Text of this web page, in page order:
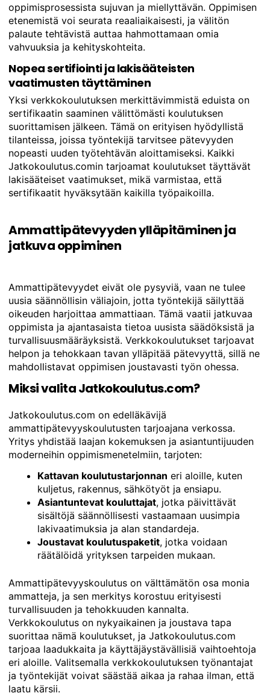
oppimisprosessista sujuvan ja miellyttävän. Oppimisen
etenemistä voi seurata reaaliaikaisesti, ja välitön
palaute tehtävistä auttaa hahmottamaan omia
vahvuuksia ja kehityskohteita.
Nopea sertifiointi ja lakisääteisten
vaatimusten täyttäminen
Yksi verkkokoulutuksen merkittävimmistä eduista on
sertifikaatin saaminen välittömästi koulutuksen
suorittamisen jälkeen. Tämä on erityisen hyödyllistä
tilanteissa, joissa työntekijä tarvitsee pätevyyden
nopeasti uuden työtehtävän aloittamiseksi. Kaikki
Jatkokoulutus.comin tarjoamat koulutukset täyttävät
lakisääteiset vaatimukset, mikä varmistaa, että
sertifikaatit hyväksytään kaikilla työpaikoilla.
Ammattipätevyyden ylläpitäminen ja
jatkuva oppiminen
Ammattipätevyydet eivät ole pysyviä, vaan ne tulee
uusia säännöllisin väliajoin, jotta työntekijä säilyttää
oikeuden harjoittaa ammattiaan. Tämä vaatii jatkuvaa
oppimista ja ajantasaista tietoa uusista säädöksistä ja
turvallisuusmääräyksistä. Verkkokoulutukset tarjoavat
helpon ja tehokkaan tavan ylläpitää pätevyyttä, sillä ne
mahdollistavat oppimisen joustavasti työn ohessa.
Miksi valita Jatkokoulutus.com?
Jatkokoulutus.com on edelläkävijä
ammattipätevyyskoulutusten tarjoajana verkossa.
Yritys yhdistää laajan kokemuksen ja asiantuntijuuden
moderneihin oppimismenetelmiin, tarjoten:
Kattavan koulutustarjonnan eri aloille, kuten
kuljetus, rakennus, sähkötyöt ja ensiapu.
Asiantuntevat kouluttajat, jotka päivittävät
sisältöjä säännöllisesti vastaamaan uusimpia
lakivaatimuksia ja alan standardeja.
Joustavat koulutuspaketit, jotka voidaan
räätälöidä yrityksen tarpeiden mukaan.
Ammattipätevyyskoulutus on välttämätön osa monia
ammatteja, ja sen merkitys korostuu erityisesti
turvallisuuden ja tehokkuuden kannalta.
Verkkokoulutus on nykyaikainen ja joustava tapa
suorittaa nämä koulutukset, ja Jatkokoulutus.com
tarjoaa laadukkaita ja käyttäjäystävällisiä vaihtoehtoja
eri aloille. Valitsemalla verkkokoulutuksen työnantajat
ja työntekijät voivat säästää aikaa ja rahaa ilman, että
laatu kärsii.